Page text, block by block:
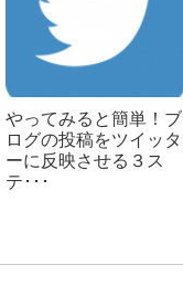
やってみると簡単！ブ
ログの投稿をツイッタ
ーに反映させる３ス
テ･･･